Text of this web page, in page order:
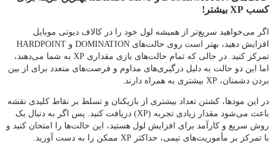
کسب XP بیشتر!
اگر می‌خواهید سریع‌تر از همیشه لول خود را در کالاف دیوتی موبایل
افزایش دهید، بهتر است روی حالت‌های DOMINATION و HARDPOINT
تمرکز کنید. در حالی که تمام حالت‌های بازی مقداری XP به شما می‌دهند،
اما این دو حالت به دلیل درگیری‌های مداوم و فرصت‌های متعدد برای از بین
بردن دشمنان، XP بیشتری به همراه دارند.
در این مودها، کشتن تعداد بیشتری از بازیکنان و تسلط بر نقاط کلیدی نقشه
باعث می‌شود مقدار زیادی تجربه (XP) دریافت کنید. پس اگر به دنبال یک
روش سریع و کارآمد برای افزایش لول هستید، این حالت‌ها را امتحان کنید و
با تمرکز بر مأموریت‌های تیمی، حداکثر XP ممکن را به دست آورید.